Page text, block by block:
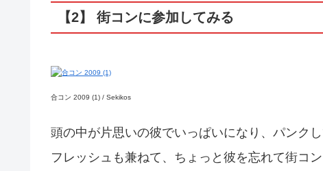
【2】 街コンに参加してみる
合コン 2009 (1) / Sekikos
頭の中が片思いの彼でいっぱいになり、パンク
フレッシュも兼ねて、ちょっと彼を忘れて街コ